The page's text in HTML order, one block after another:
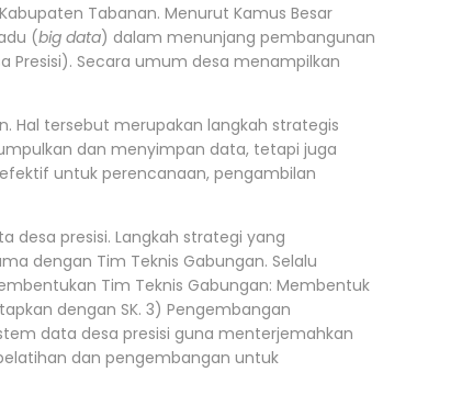
Tabanan. Menurut Kamus Besar
(big data) dalam menunjang pembangunan
Presisi). Secara umum desa menampilkan
Hal tersebut merupakan langkah strategis
dan menyimpan data, tetapi juga
untuk perencanaan, pengambilan
desa presisi. Langkah strategi yang
dengan Tim Teknis Gabungan. Selalu
Tim Teknis Gabungan: Membentuk
dengan SK. 3) Pengembangan
data desa presisi guna menterjemahkan
dan pengembangan untuk